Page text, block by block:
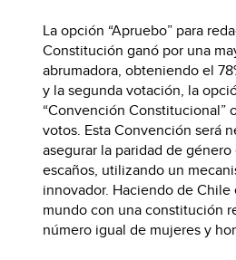
La opción “Apruebo” para
Constitución ganó por una
abrumadora, obteniendo el
y la segunda votación, la
“Convención Constitucional”
votos. Esta Convención será
asegurar la paridad de
escaños, utilizando un
innovador. Haciendo de
mundo con una constitución
número igual de mujeres y